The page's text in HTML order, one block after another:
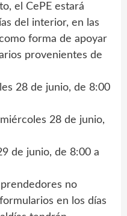
el CePE estará
del interior, en las
forma de apoyar
provenientes de
28 de junio, de 8:00
miércoles 28 de junio,
de junio, de 8:00 a
no
en los días